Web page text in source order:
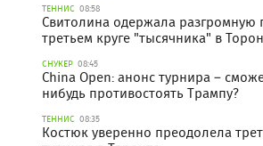
ТЕННИС 08:58
Свитолина одержала разгромную
третьем круге "тысячника" в
СНУКЕР 08:45
China Open: анонс турнира –
нибудь противостоять Трампу?
ТЕННИС 08:35
Костюк уверенно преодолела